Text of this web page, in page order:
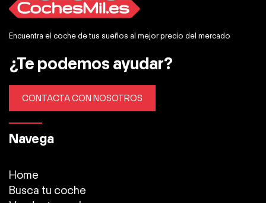
Encuentra el coche de tus sueños al mejor precio del mercado
¿Te podemos ayudar?
CONTACTA CON NOSOTROS
Navega
Home
Busca tu coche